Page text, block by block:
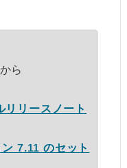
から
リリースノート
7.11 のセット